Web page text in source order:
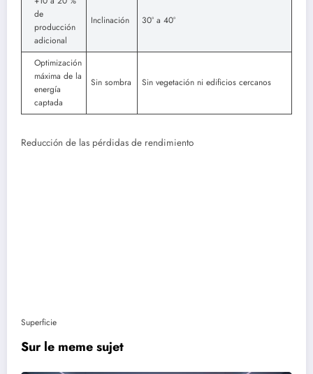
de
producción
adicional
Inclinación 30° a 40°
Optimización
máxima de la
energía
captada
Sin sombra Sin vegetación ni edificios cercanos
Reducción de las pérdidas de rendimiento
Superficie
Sur le meme sujet